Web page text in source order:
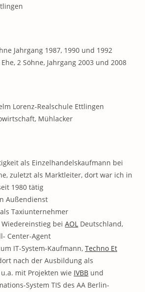
Jahrgang 1987, 1990 und 1992
2 Söhne, Jahrgang 2003 und 2008
Lorenz-Realschule Ettlingen
Mühlacker
als Einzelhandelskaufmann bei
zuletzt als Marktleiter, dort war ich in
1980 tätig
Außendienst
Taxiunternehmer
bei AOL Deutschland,
Center-Agent
IT-System-Kaufmann, Techno Et
nach der Ausbildung als
mit Projekten wie IVBB und
System TIS des AA Berlin-